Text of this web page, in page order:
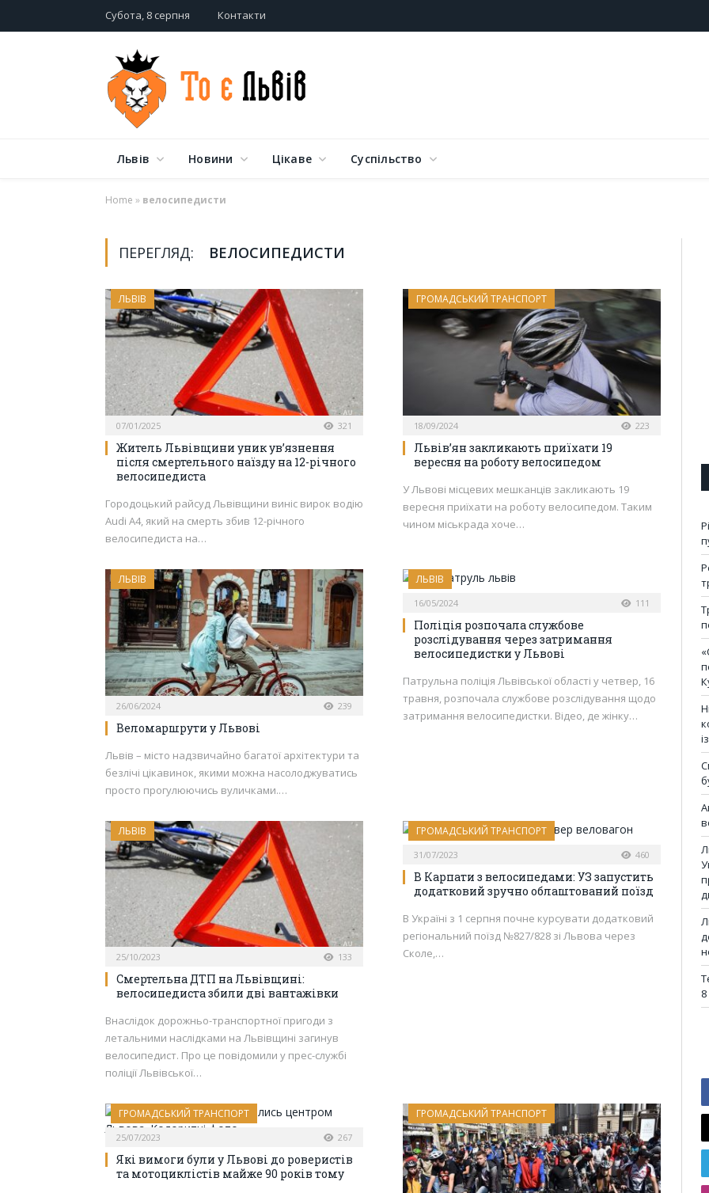
Субота, 8 серпня Контакти
Львів Новини Цікаве Суспільство
Home » велосипедисти
ПЕРЕГЛЯД: ВЕЛОСИПЕДИСТИ
ЛЬВІВ
07/01/2025 321
Житель Львівщини уник ув’язнення
після смертельного наїзду на 12-річного
велосипедиста
Городоцький райсуд Львівщини виніс вирок водію
Audi А4, який на смерть збив 12-річного
велосипедиста на…
ГРОМАДСЬКИЙ ТРАНСПОРТ
18/09/2024 223
Львів’ян закликають приїхати 19
вересня на роботу велосипедом
У Львові місцевих мешканців закликають 19
вересня приїхати на роботу велосипедом. Таким
чином міськрада хоче…
ЛЬВІВ
26/06/2024 239
Веломаршрути у Львові
Львів – місто надзвичайно багатої архітектури та
безлічі цікавинок, якими можна насолоджуватись
просто прогулюючись вуличками.…
ЛЬВІВ
16/05/2024 111
Поліція розпочала службове
розслідування через затримання
велосипедистки у Львові
Патрульна поліція Львівської області у четвер, 16
травня, розпочала службове розслідування щодо
затримання велосипедистки. Відео, де жінку…
ЛЬВІВ
25/10/2023 133
Смертельна ДТП на Львівщині:
велосипедиста збили дві вантажівки
Внаслідок дорожньо-транспортної пригоди з
летальними наслідками на Львівщині загинув
велосипедист. Про це повідомили у прес-службі
поліції Львівської…
ГРОМАДСЬКИЙ ТРАНСПОРТ
31/07/2023 460
В Карпати з велосипедами: УЗ запустить
додатковий зручно облаштований поїзд
В Україні з 1 серпня почне курсувати додатковий
регіональний поїзд №827/828 зі Львова через
Сколе,…
ГРОМАДСЬКИЙ ТРАНСПОРТ
25/07/2023 267
Які вимоги були у Львові до роверистів
та мотоциклістів майже 90 років тому
ГРОМАДСЬКИЙ ТРАНСПОРТ